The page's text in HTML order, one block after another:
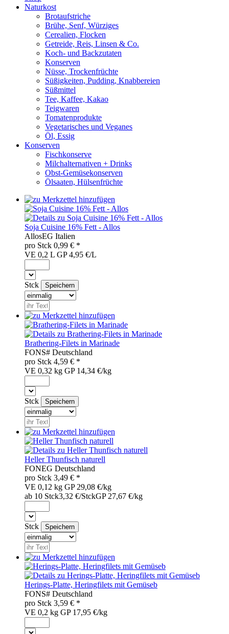
Naturkost
Brotaufstriche
Brühe, Senf, Würziges
Cerealien, Flocken
Getreide, Reis, Linsen & Co.
Koch- und Backzutaten
Konserven
Nüsse, Trockenfrüchte
Süßigkeiten, Pudding, Knabbereien
Süßmittel
Tee, Kaffee, Kakao
Teigwaren
Tomatenprodukte
Vegetarisches und Veganes
Öl, Essig
Konserven
Fischkonserve
Milchalternativen + Drinks
Obst-Gemüsekonserven
Ölsaaten, Hülsenfrüchte
Soja Cuisine 16% Fett - Allos
AllosEG Italien
pro Stck 0,99 € *
VE 0,2 L GP 4,95 €/L
Stck
Brathering-Filets in Marinade
FONS# Deutschland
pro Stck 4,59 € *
VE 0,32 kg GP 14,34 €/kg
Stck
Heller Thunfisch naturell
FONEG Deutschland
pro Stck 3,49 € *
VE 0,12 kg GP 29,08 €/kg
ab 10 Stck3,32 €/StckGP 27,67 €/kg
Stck
Herings-Platte, Heringfilets mit Gemüseb
FONS# Deutschland
pro Stck 3,59 € *
VE 0,2 kg GP 17,95 €/kg